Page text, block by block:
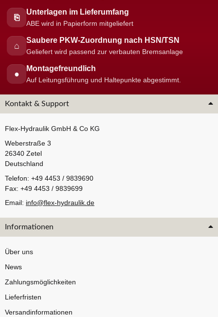
⎘
Unterlagen im Lieferumfang
ABE wird in Papierform mitgeliefert
⌂
Saubere PKW-Zuordnung nach HSN/TSN
Geliefert wird passend zur verbauten Bremsanlage
●
Montagefreundlich
Auf Leitungsführung und Haltepunkte abgestimmt.
Kontakt & Support
Flex-Hydraulik GmbH & Co KG
Weberstraße 3
26340 Zetel
Deutschland
Telefon: +49 4453 / 9839690
Fax: +49 4453 / 9839699
Email: info@flex-hydraulik.de
Informationen
Über uns
News
Zahlungsmöglichkeiten
Lieferfristen
Versandinformationen